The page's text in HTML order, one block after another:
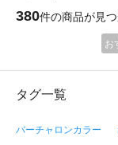
380件の商品が見
お
タグ一覧
バーチャロンカラー